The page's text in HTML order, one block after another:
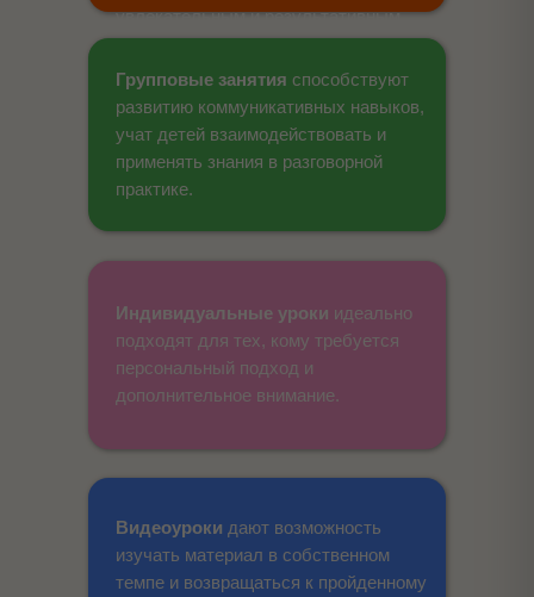
Видеоуроки дают возможность
изучать материал в собственном
темпе и возвращаться к пройденному
Индивидуальные уроки идеально
подходят для тех, кому требуется
персональный подход и
дополнительное внимание.
увлекательным и результативным.
Групповые занятия способствуют
развитию коммуникативных навыков,
учат детей взаимодействовать и
применять знания в разговорной
практике.